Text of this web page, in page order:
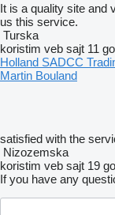
It is a quality site and
us this service.
Turska
koristim veb sajt 11
Holland SADCC
Martin Bouland
satisfied with the
Nizozemska
koristim veb sajt 19
If you have any